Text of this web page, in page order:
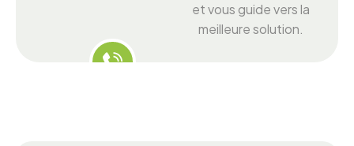
et vous guide vers la
meilleure solution.